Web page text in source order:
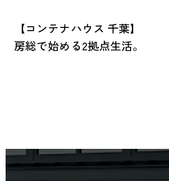
【コンテナハウス 千葉】
房総で始める2拠点生活。